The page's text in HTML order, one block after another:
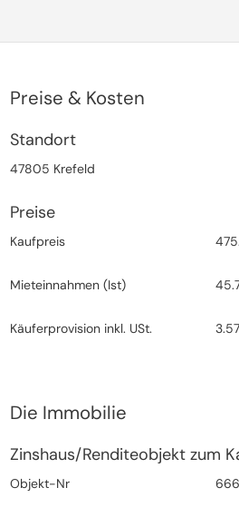
Preise & Kosten
Standort
47805 Krefeld
Preise
Kaufpreis
Mieteinnahmen (Ist)
Käuferprovision inkl. USt.
Die Immobilie
Zinshaus/Renditeobjekt zum
Objekt-Nr